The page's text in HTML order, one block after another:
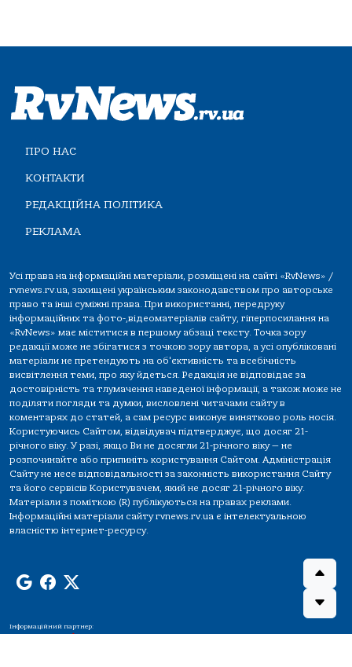
ПРО НАС
КОНТАКТИ
РЕДАКЦІЙНА ПОЛІТИКА
РЕКЛАМА
Усі права на інформаційні матеріали, розміщені на сайті «RvNews» /
rvnews.rv.ua, захищені українським законодавством про авторське
право та інші суміжні права. При використанні, передруку
інформаційних та фото-,відеоматеріалів сайту, гіперпосилання на
«RvNews» має міститися в першому абзаці тексту. Точка зору
редакції може не збігатися з точкою зору автора, а усі опубліковані
матеріали не претендують на об'єктивність та всебічність
висвітлення теми, про яку йдеться. Редакція не відповідає за
достовірність та тлумачення наведеної інформації, а також може не
поділяти погляди та думки, висловлені читачами сайту в
коментарях до статей, а сам ресурс виконує винятково роль носія.
Користуючись Сайтом, відвідувач підтверджує, що досяг 21-
річного віку. У разі, якщо Ви не досягли 21-річного віку — не
розпочинайте або припиніть користування Сайтом. Адміністрація
Сайту не несе відповідальності за законність використання Сайту
та його сервісів Користувачем, який не досяг 21-річного віку.
Матеріали з поміткою (R) публікуються на правах реклами.
Інформаційні матеріали сайту rvnews.rv.ua є інтелектуальною
власністю інтернет-ресурсу.
Інформаційний партнер: